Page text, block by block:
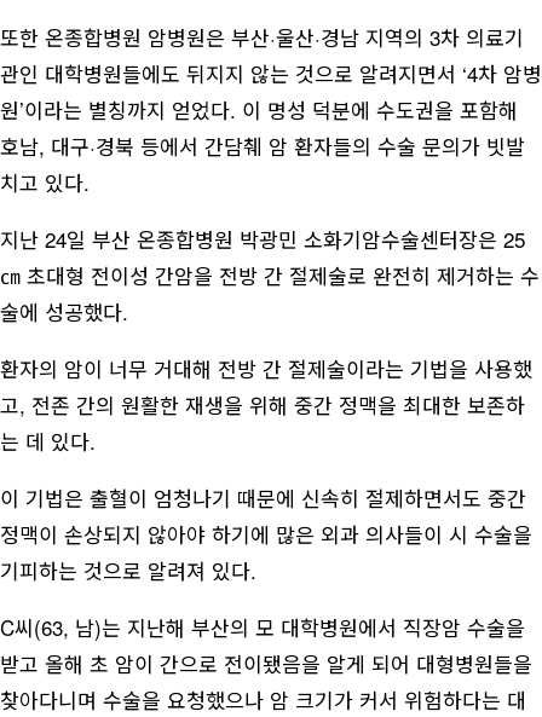
또한 온종합병원 암병원은 부산·울산·경남 지역의 3차 의료기
관인 대학병원들에도 뒤지지 않는 것으로 알려지면서 ‘4차 암병
원’이라는 별칭까지 얻었다. 이 명성 덕분에 수도권을 포함해
호남, 대구·경북 등에서 간담췌 암 환자들의 수술 문의가 빗발
치고 있다.
지난 24일 부산 온종합병원 박광민 소화기암수술센터장은 25
㎝ 초대형 전이성 간암을 전방 간 절제술로 완전히 제거하는 수
술에 성공했다.
환자의 암이 너무 거대해 전방 간 절제술이라는 기법을 사용했
고, 전존 간의 원활한 재생을 위해 중간 정맥을 최대한 보존하
는 데 있다.
이 기법은 출혈이 엄청나기 때문에 신속히 절제하면서도 중간
정맥이 손상되지 않아야 하기에 많은 외과 의사들이 시 수술을
기피하는 것으로 알려져 있다.
C씨(63, 남)는 지난해 부산의 모 대학병원에서 직장암 수술을
받고 올해 초 암이 간으로 전이됐음을 알게 되어 대형병원들을
찾아다니며 수술을 요청했으나 암 크기가 커서 위험하다는 대